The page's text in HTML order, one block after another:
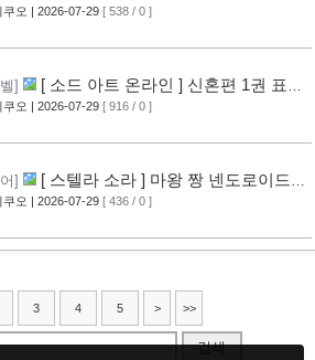
] PV 영상 공개 [13]
쿠오 | 2026-07-29 [ 538 / 0 ]
]
[ 소드 아트 온라인 ] 신혼편 1권 표지
[16]
쿠오 | 2026-07-29 [ 916 / 0 ]
]
[ 스텔라 소라 ] 마왕 짱 넨도로이드
[10]
쿠오 | 2026-07-29 [ 436 / 0 ]
3 4 5 > >>
검색